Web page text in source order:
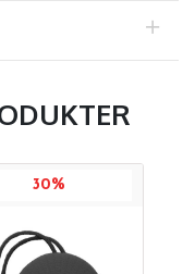
30%